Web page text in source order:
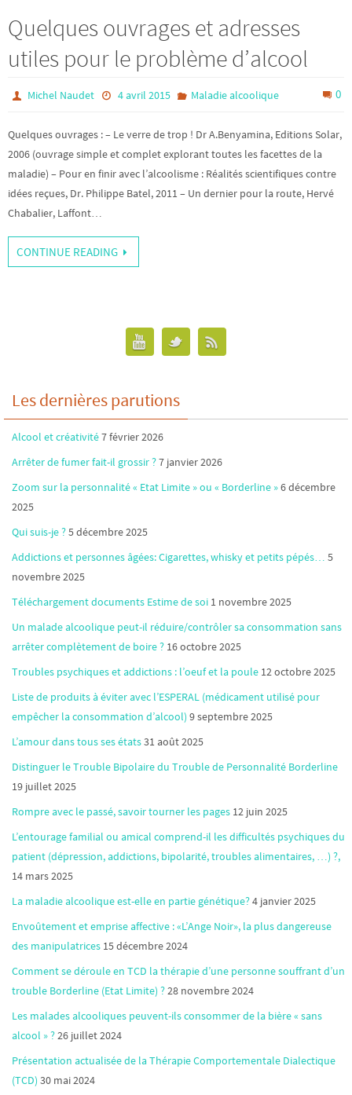
Quelques ouvrages et adresses
utiles pour le problème d’alcool
Michel Naudet 4 avril 2015 Maladie alcoolique 0
Quelques ouvrages : – Le verre de trop ! Dr A.Benyamina, Editions Solar,
2006 (ouvrage simple et complet explorant toutes les facettes de la
maladie) – Pour en finir avec l’alcoolisme : Réalités scientifiques contre
idées reçues, Dr. Philippe Batel, 2011 – Un dernier pour la route, Hervé
Chabalier, Laffont…
CONTINUE READING
Les dernières parutions
Alcool et créativité7 février 2026
Arrêter de fumer fait-il grossir ?7 janvier 2026
Zoom sur la personnalité « Etat Limite » ou « Borderline »6 décembre
2025
Qui suis-je ?5 décembre 2025
Addictions et personnes âgées: Cigarettes, whisky et petits pépés… 5
novembre 2025
Téléchargement documents Estime de soi 1 novembre 2025
Un malade alcoolique peut-il réduire/contrôler sa consommation sans
arrêter complètement de boire ? 16 octobre 2025
Troubles psychiques et addictions : l’oeuf et la poule 12 octobre 2025
Liste de produits à éviter avec l’ESPERAL (médicament utilisé pour
empêcher la consommation d’alcool) 9 septembre 2025
L’amour dans tous ses états31 août 2025
Distinguer le Trouble Bipolaire du Trouble de Personnalité Borderline
19 juillet 2025
Rompre avec le passé, savoir tourner les pages 12 juin 2025
L’entourage familial ou amical comprend-il les difficultés psychiques du
patient (dépression, addictions, bipolarité, troubles alimentaires, …) ?,
14 mars 2025
La maladie alcoolique est-elle en partie génétique?4 janvier 2025
Envoûtement et emprise affective : «L’Ange Noir», la plus dangereuse
des manipulatrices 15 décembre 2024
Comment se déroule en TCD la thérapie d’une personne souffrant d’un
trouble Borderline (Etat Limite) ?28 novembre 2024
Les malades alcooliques peuvent-ils consommer de la bière « sans
alcool » ?26 juillet 2024
Présentation actualisée de la Thérapie Comportementale Dialectique
(TCD) 30 mai 2024